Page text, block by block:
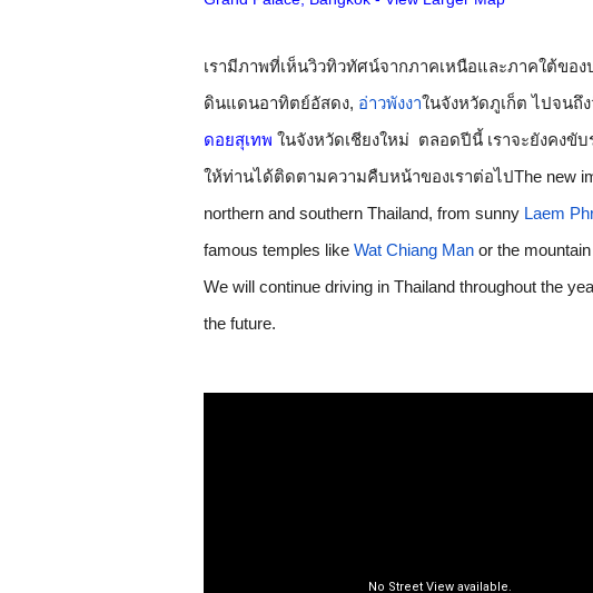
เรามีภาพที่เห็นวิวทิวทัศน์จากภาคเหนือและภาคใต้ของ
ดินแดนอาทิตย์อัสดง, อ่าวพังงาในจังหวัดภูเก็ต ไปจนถึ
ดอยสุเทพ ในจังหวัดเชียงใหม่  ตลอดปีนี้ เราจะยังคงขั
ให้ท่านได้ติดตามความคืบหน้าของเราต่อไปThe new
northern and southern Thailand, from sunny Laem
famous temples like Wat Chiang Man or the
We will continue driving in Thailand throughout the
the future.